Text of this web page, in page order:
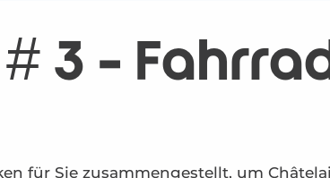
3 -
für Sie zusammengestellt, um